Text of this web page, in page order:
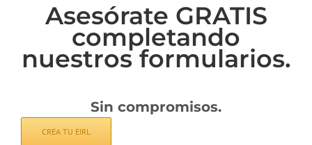
Asesórate GRATIS
completando
nuestros formularios.
Sin compromisos.
CREA TU EIRL